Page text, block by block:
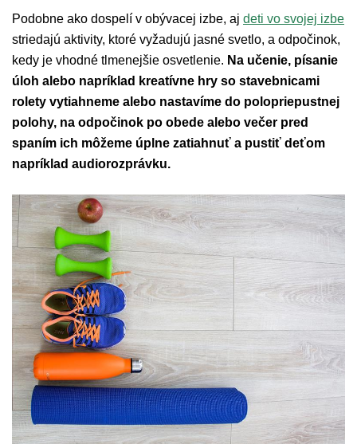
Podobne ako dospelí v obývacej izbe, aj deti vo svojej izbe
striedajú aktivity, ktoré vyžadujú jasné svetlo, a odpočinok,
kedy je vhodné tlmenejšie osvetlenie. Na učenie, písanie
úloh alebo napríklad kreatívne hry so stavebnicami
rolety vytiahneme alebo nastavíme do polopriepustnej
polohy, na odpočinok po obede alebo večer pred
spaním ich môžeme úplne zatiahnuť a pustiť deťom
napríklad audiorozprávku.